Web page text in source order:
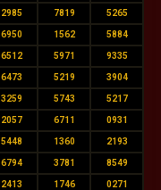
2985 7819 5265
6950 1562 5884
6512 5971 9335
6473 5219 3904
3259 5743 5217
2057 6711 0931
5448 1360 2193
6794 3781 8549
2413 1746 0271